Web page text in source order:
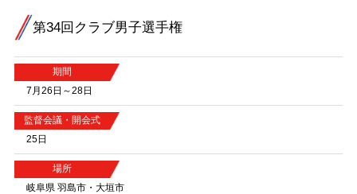
第34回クラブ男子選手権
期間
7月26日～28日
監督会議・開会式
25日
場所
岐阜県 羽島市・大垣市